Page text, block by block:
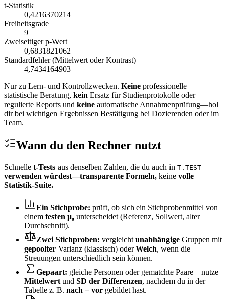
t‑Statistik
0,4216370214
Freiheitsgrade
9
Zweiseitiger p‑Wert
0,6831821062
Standardfehler (Mittelwert oder Kontrast)
4,7434164903
Nur zu Lern‑ und Kontrollzwecken. Keine professionelle
statistische Beratung, kein Ersatz für Studienprotokolle oder
regulierte Reports und keine automatische Annahmenprüfung—hol
dir bei wichtigen Ergebnissen Bestätigung bei Dozierenden oder im
Team.
Wann du den Rechner nutzt
Schnelle t‑Tests aus denselben Zahlen, die du auch in T.TEST
verwenden würdest—transparente Formeln, keine volle
Statistik‑Suite.
Ein Stichprobe: prüft, ob sich ein Stichprobenmittel von
einem festen μ₀ unterscheidet (Referenz, Sollwert, alter
Durchschnitt).
Zwei Stichproben: vergleicht unabhängige Gruppen mit
gepoolter Varianz (klassisch) oderWelch, wenn die
Streuungen unterschiedlich sein können.
Gepaart: gleiche Personen oder gematchte Paare—nutze
Mittelwert und SD der Differenzen, nachdem du in der
Tabelle z. B. nach − vor gebildet hast.